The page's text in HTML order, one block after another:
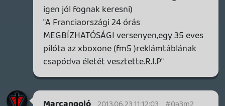
az én véleményem. Persze magyarázzák a
tutit, hogy a gamereknek így meg úgy jó
lesz majd, meg blabla, de hiszem majd ha
látom...
A kötelező kinect meg szerintem
erőltetett? Mi az már, hogy hé,
jönni valami olyan dologgal, amire még a